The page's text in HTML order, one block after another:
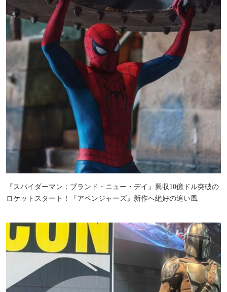
『スパイダーマン：ブランド・ニュー・デイ』興収10億ドル突破の
ロケットスタート！『アベンジャーズ』新作へ絶好の追い風